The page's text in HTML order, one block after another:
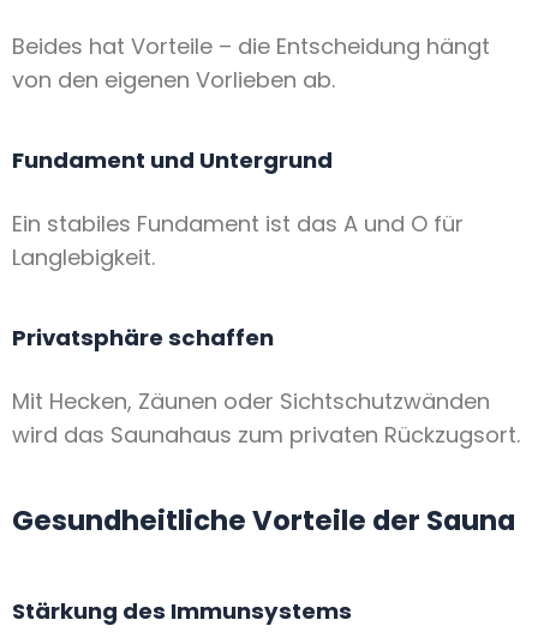
Beides hat Vorteile – die Entscheidung hängt
von den eigenen Vorlieben ab.
Fundament und Untergrund
Ein stabiles Fundament ist das A und O für
Langlebigkeit.
Privatsphäre schaffen
Mit Hecken, Zäunen oder Sichtschutzwänden
wird das Saunahaus zum privaten Rückzugsort.
Gesundheitliche Vorteile der Sauna
Stärkung des Immunsystems